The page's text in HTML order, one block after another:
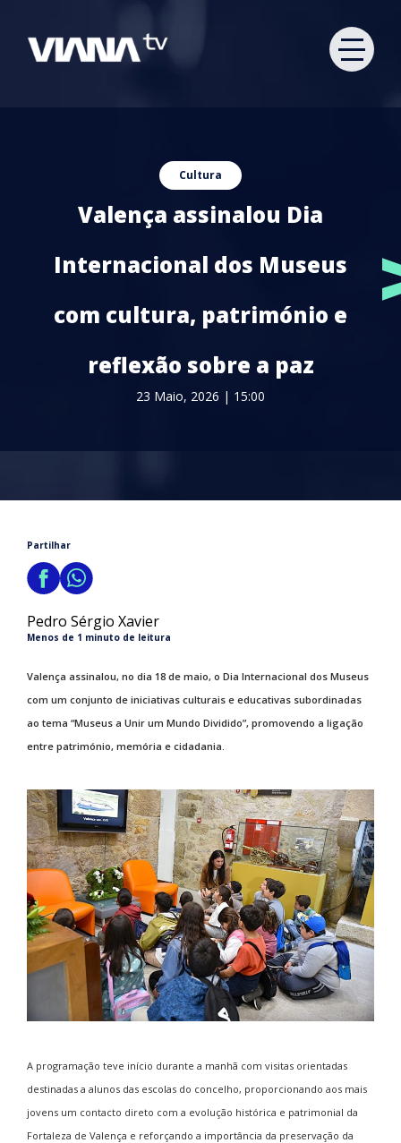
Cultura
Valença assinalou Dia
Internacional dos Museus
com cultura, património e
reflexão sobre a paz
23 Maio, 2026 | 15:00
Partilhar
Pedro Sérgio Xavier
Menos de 1 minuto de leitura
Valença assinalou, no dia 18 de maio, o Dia Internacional dos Museus
com um conjunto de iniciativas culturais e educativas subordinadas
ao tema “Museus a Unir um Mundo Dividido”, promovendo a ligação
entre património, memória e cidadania.
A programação teve início durante a manhã com visitas orientadas
destinadas a alunos das escolas do concelho, proporcionando aos mais
jovens um contacto direto com a evolução histórica e patrimonial da
Fortaleza de Valença e reforçando a importância da preservação da